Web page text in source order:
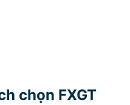
chọn FXGT